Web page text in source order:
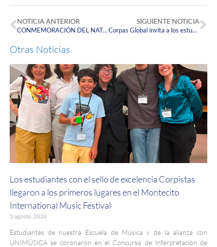
NOTICIA ANTERIOR
CONMEMORACIÓN DEL NATALICIO DE NUESTRO FUNDADOR
SIGUIENTE NOTICIA
Corpas Global invita a los estudiantes de medicina Corpistas a inscribirse en el programa internacional VSLO.
Otras Noticias
Los estudiantes con el sello de excelencia Corpistas
llegaron a los primeros lugares en el Montecito
International Music Festival
5 agosto, 2026
Estudiantes de nuestra Escuela de Música y de la alianza con
UNIMÚSICA se coronaron en el Concurso de Interpretación de